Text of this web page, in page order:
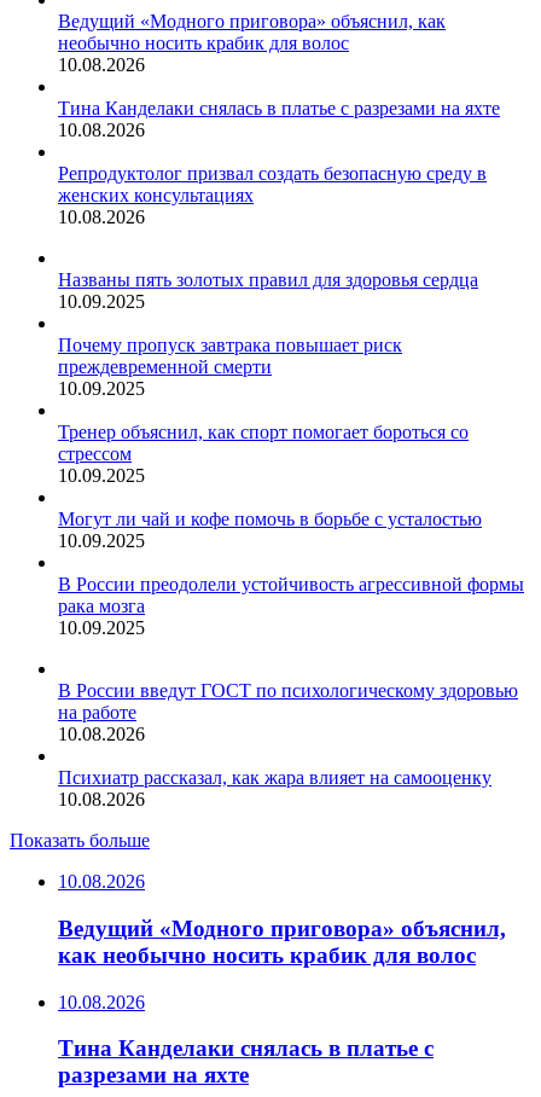
Ведущий «Модного приговора» объяснил, как
необычно носить крабик для волос
10.08.2026
Тина Канделаки снялась в платье с разрезами на яхте
10.08.2026
Репродуктолог призвал создать безопасную среду в
женских консультациях
10.08.2026
Названы пять золотых правил для здоровья сердца
10.09.2025
Почему пропуск завтрака повышает риск
преждевременной смерти
10.09.2025
Тренер объяснил, как спорт помогает бороться со
стрессом
10.09.2025
Могут ли чай и кофе помочь в борьбе с усталостью
10.09.2025
В России преодолели устойчивость агрессивной формы
рака мозга
10.09.2025
В России введут ГОСТ по психологическому здоровью
на работе
10.08.2026
Психиатр рассказал, как жара влияет на самооценку
10.08.2026
Показать больше
10.08.2026
Ведущий «Модного приговора» объяснил,
как необычно носить крабик для волос
10.08.2026
Тина Канделаки снялась в платье с
разрезами на яхте